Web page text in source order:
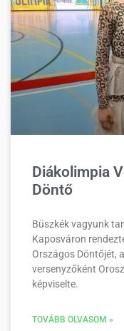
Diákolimpia
Döntő
Büszkék vagyunk
Kaposváron
Országos Döntőjét,
versenyzőként
képviselte.
TOVÁBB OLVASOM »